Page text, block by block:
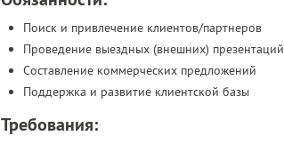
Поиск и привлечение клиентов/партнеров
Проведение выездных (внешних) презентаций
Составление коммерческих предложений
Поддержка и развитие клиентской базы
Требования: